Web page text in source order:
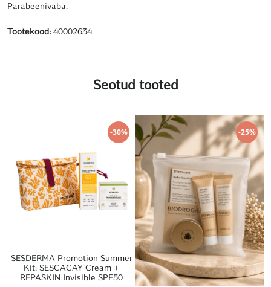
Parabeenivaba.
Tootekood: 40002634
Seotud tooted
-30%
SESDERMA Promotion Summer
Kit: SESCACAY Cream +
REPASKIN Invisible SPF50
-25%